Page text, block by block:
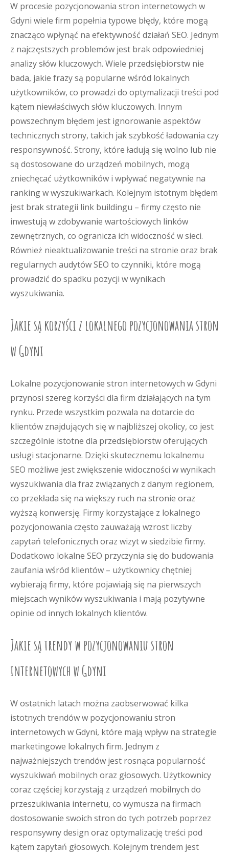
W procesie pozycjonowania stron internetowych w
Gdyni wiele firm popełnia typowe błędy, które mogą
znacząco wpłynąć na efektywność działań SEO. Jednym
z najczęstszych problemów jest brak odpowiedniej
analizy słów kluczowych. Wiele przedsiębiorstw nie
bada, jakie frazy są popularne wśród lokalnych
użytkowników, co prowadzi do optymalizacji treści pod
kątem niewłaściwych słów kluczowych. Innym
powszechnym błędem jest ignorowanie aspektów
technicznych strony, takich jak szybkość ładowania czy
responsywność. Strony, które ładują się wolno lub nie
są dostosowane do urządzeń mobilnych, mogą
zniechęcać użytkowników i wpływać negatywnie na
ranking w wyszukiwarkach. Kolejnym istotnym błędem
jest brak strategii link buildingu – firmy często nie
inwestują w zdobywanie wartościowych linków
zewnętrznych, co ogranicza ich widoczność w sieci.
Również nieaktualizowanie treści na stronie oraz brak
regularnych audytów SEO to czynniki, które mogą
prowadzić do spadku pozycji w wynikach
wyszukiwania.
Jakie są korzyści z lokalnego pozycjonowania stron
w Gdyni
Lokalne pozycjonowanie stron internetowych w Gdyni
przynosi szereg korzyści dla firm działających na tym
rynku. Przede wszystkim pozwala na dotarcie do
klientów znajdujących się w najbliższej okolicy, co jest
szczególnie istotne dla przedsiębiorstw oferujących
usługi stacjonarne. Dzięki skutecznemu lokalnemu
SEO możliwe jest zwiększenie widoczności w wynikach
wyszukiwania dla fraz związanych z danym regionem,
co przekłada się na większy ruch na stronie oraz
wyższą konwersję. Firmy korzystające z lokalnego
pozycjonowania często zauważają wzrost liczby
zapytań telefonicznych oraz wizyt w siedzibie firmy.
Dodatkowo lokalne SEO przyczynia się do budowania
zaufania wśród klientów – użytkownicy chętniej
wybierają firmy, które pojawiają się na pierwszych
miejscach wyników wyszukiwania i mają pozytywne
opinie od innych lokalnych klientów.
Jakie są trendy w pozycjonowaniu stron
internetowych w Gdyni
W ostatnich latach można zaobserwować kilka
istotnych trendów w pozycjonowaniu stron
internetowych w Gdyni, które mają wpływ na strategie
marketingowe lokalnych firm. Jednym z
najważniejszych trendów jest rosnąca popularność
wyszukiwań mobilnych oraz głosowych. Użytkownicy
coraz częściej korzystają z urządzeń mobilnych do
przeszukiwania internetu, co wymusza na firmach
dostosowanie swoich stron do tych potrzeb poprzez
responsywny design oraz optymalizację treści pod
kątem zapytań głosowych. Kolejnym trendem jest